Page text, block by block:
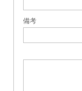
備考